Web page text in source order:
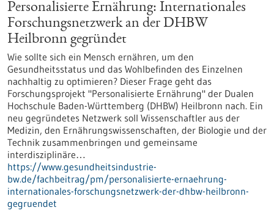
Personalisierte Ernährung: Internationales
Forschungsnetzwerk an der DHBW
Heilbronn gegründet
Wie sollte sich ein Mensch ernähren, um den
Gesundheitsstatus und das Wohlbefinden des Einzelnen
nachhaltig zu optimieren? Dieser Frage geht das
Forschungsprojekt "Personalisierte Ernährung" der Dualen
Hochschule Baden-Württemberg (DHBW) Heilbronn nach. Ein
neu gegründetes Netzwerk soll Wissenschaftler aus der
Medizin, den Ernährungswissenschaften, der Biologie und der
Technik zusammenbringen und gemeinsame
interdisziplinäre…
https://www.gesundheitsindustrie-
bw.de/fachbeitrag/pm/personalisierte-ernaehrung-
internationales-forschungsnetzwerk-der-dhbw-heilbronn-
gegruendet